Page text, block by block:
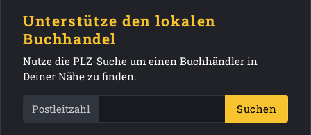
Unterstütze den lokalen
Buchhandel
Nutze die PLZ-Suche um einen Buchhändler in
Deiner Nähe zu finden.
Postleitzahl Suchen